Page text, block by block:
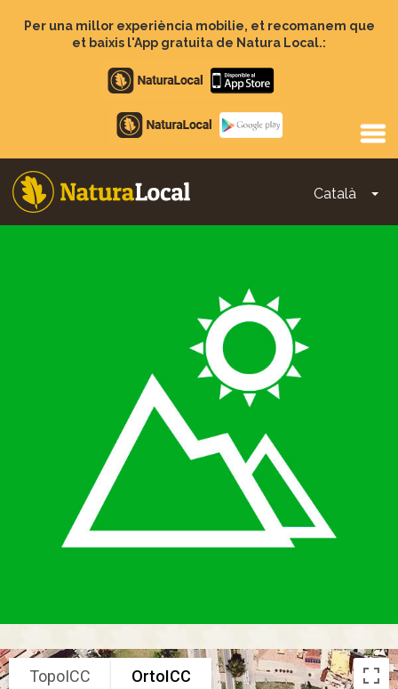
Per una millor experiència mobilie, et recomanem que
et baixis l'App gratuita de Natura Local.:
Apple
store
Google
Play
Català
Main
TopoICC OrtoICC